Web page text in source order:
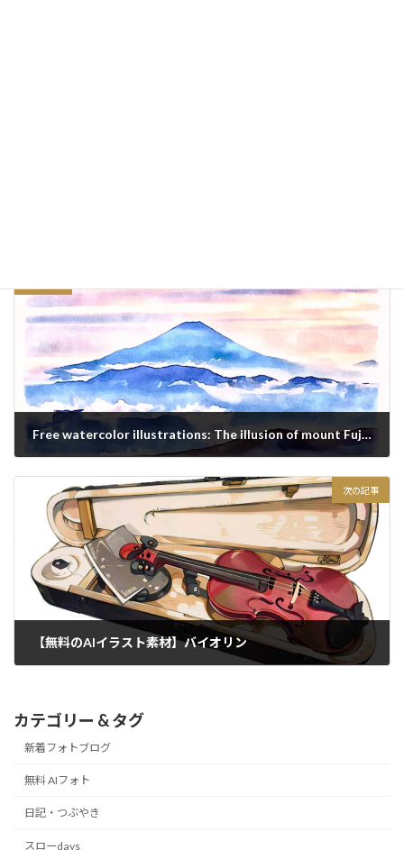
Free watercolor illustrations: The illusion of mount Fuji in JAPAN
次の記事
【無料のAIイラスト素材】バイオリン
カテゴリー & タグ
新着フォトブログ
無料 AIフォト
日記・つぶやき
スローdays